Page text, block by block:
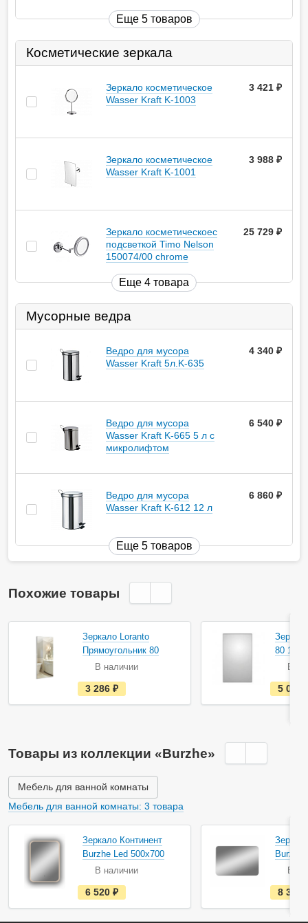
Еще 5 товаров
Косметические зеркала
Зеркало косметическое
Wasser Kraft K-1003
3 421
Зеркало косметическое
Wasser Kraft K-1001
3 988
Зеркало косметическоес
подсветкой Timo Nelson
150074/00 chrome
25 729
Еще 4 товара
Мусорные ведра
Ведро для мусора
Wasser Kraft 5л.K-635
4 340
Ведро для мусора
Wasser Kraft K-665 5 л с
микролифтом
6 540
Ведро для мусора
Wasser Kraft K-612 12 л
6 860
Еще 5 товаров
Похожие товары
Зеркало Loranto
Прямоугольник 80
В наличии
е
с
т
л
и
3 286
Акция
80
В
5 010
Товары из коллекции «Burzhe»
Мебель для ванной комнаты
Мебель для ванной комнаты: 3 товара
Зеркало Континент
Burzhe Led 500х700
В наличии
е
с
т
6 520
Burzhe
В
8 340